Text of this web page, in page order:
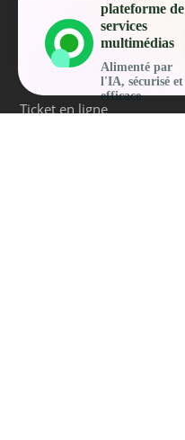
AIDE & CONTACT
Centre de Support
Ticket en ligne
plateforme de
services
multimédias
Alimenté par
l'IA, sécurisé et
efficace